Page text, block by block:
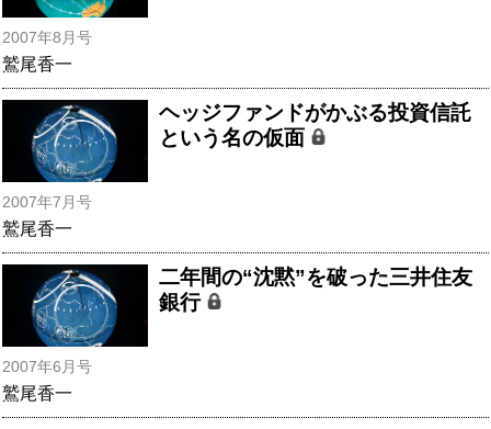
2007年8月号
鷲尾香一
ヘッジファンドがかぶる投資信託
という名の仮面
2007年7月号
鷲尾香一
二年間の“沈黙”を破った三井住友
銀行
2007年6月号
鷲尾香一